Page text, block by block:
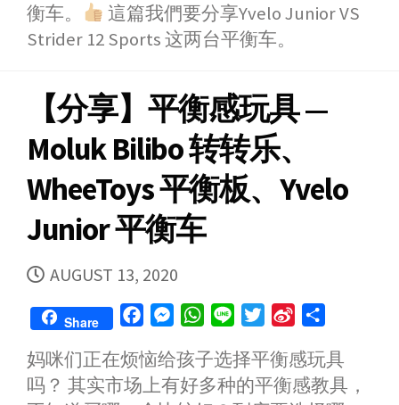
衡车。
這篇我們要分享Yvelo Junior VS
Strider 12 Sports 这两台平衡车。
【分享】平衡感玩具 —
Moluk Bilibo 转转乐、
WheeToys 平衡板、Yvelo
Junior 平衡车
PUBLISHED
DATE
AUGUST 13, 2020
Share
c
s
s
W
a
t
n
e
i
t
n
a
a
r
妈咪们正在烦恼给孩子选择平衡感玩具
吗？ 其实市场上有好多种的平衡感教具，